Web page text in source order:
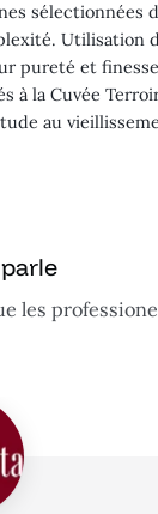
sélectionnées
Utilisation
pureté et
à la Cuvée
au
les